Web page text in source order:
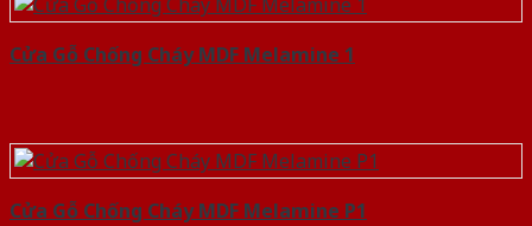
Cửa Gỗ Chống Cháy MDF Melamine 1
Cửa Gỗ Chống Cháy MDF Melamine P1